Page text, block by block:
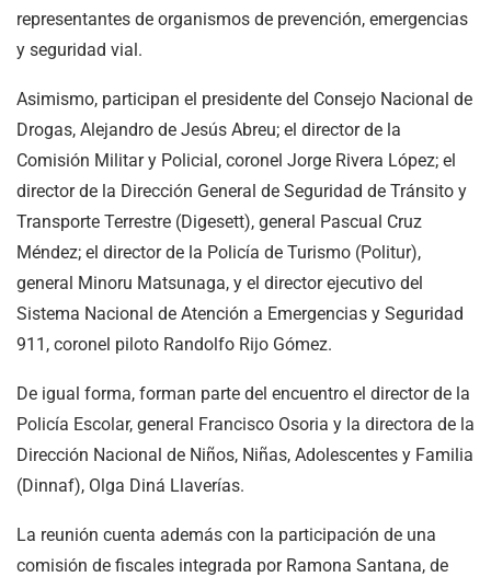
representantes de organismos de prevención, emergencias
y seguridad vial.
Asimismo, participan el presidente del Consejo Nacional de
Drogas, Alejandro de Jesús Abreu; el director de la
Comisión Militar y Policial, coronel Jorge Rivera López; el
director de la Dirección General de Seguridad de Tránsito y
Transporte Terrestre (Digesett), general Pascual Cruz
Méndez; el director de la Policía de Turismo (Politur),
general Minoru Matsunaga, y el director ejecutivo del
Sistema Nacional de Atención a Emergencias y Seguridad
911, coronel piloto Randolfo Rijo Gómez.
De igual forma, forman parte del encuentro el director de la
Policía Escolar, general Francisco Osoria y la directora de la
Dirección Nacional de Niños, Niñas, Adolescentes y Familia
(Dinnaf), Olga Diná Llaverías.
La reunión cuenta además con la participación de una
comisión de fiscales integrada por Ramona Santana, de